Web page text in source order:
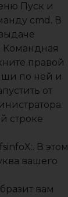
Пуск и
cmd. В
Командная
правой
по ней и
от
строке
В этом
вашего
вам